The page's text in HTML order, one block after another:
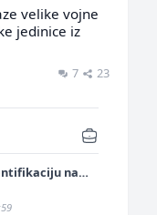
velike vojne
jedinice iz
7 23
na